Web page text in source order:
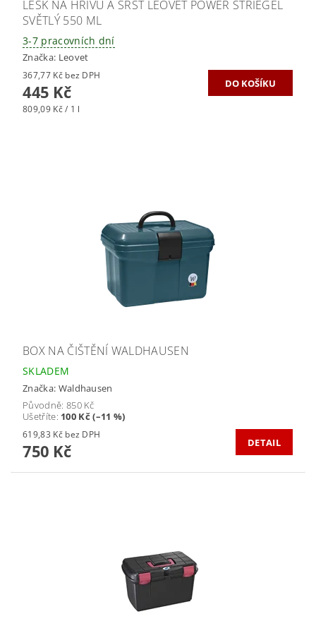
LESK NA HŘÍVU A SRST LEOVET POWER STRIEGEL
SVĚTLÝ 550 ML
3-7 pracovních dní
Značka: Leovet
367,77 Kč bez DPH
445 Kč
809,09 Kč / 1 l
BOX NA ČIŠTĚNÍ WALDHAUSEN
SKLADEM
Značka: Waldhausen
Původně: 850 Kč
Ušetříte: 100 Kč (–11 %)
619,83 Kč bez DPH
750 Kč DETAIL